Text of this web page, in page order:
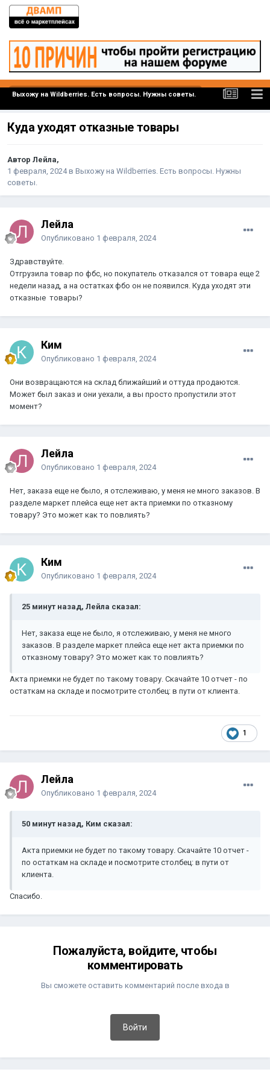
Выхожу на Wildberries. Есть вопросы. Нужны советы.
Куда уходят отказные товары
Автор Лейла,
1 февраля, 2024в Выхожу на Wildberries. Есть вопросы. Нужны
советы.
Лейла
Опубликовано 1 февраля, 2024
Здравствуйте.
Отгрузила товар по фбс, но покупатель отказался от товара еще 2
недели назад, а на остатках фбо он не появился. Куда уходят эти
отказные товары?
Ким
Опубликовано 1 февраля, 2024
Они возвращаются на склад ближайший и оттуда продаются.
Может был заказ и они уехали, а вы просто пропустили этот
момент?
Лейла
Опубликовано 1 февраля, 2024
Нет, заказа еще не было, я отслеживаю, у меня не много заказов. В
разделе маркет плейса еще нет акта приемки по отказному
товару? Это может как то повлиять?
Ким
Опубликовано 1 февраля, 2024
25 минут назад, Лейла сказал:
Нет, заказа еще не было, я отслеживаю, у меня не много
заказов. В разделе маркет плейса еще нет акта приемки по
отказному товару? Это может как то повлиять?
Акта приемки не будет по такому товару. Скачайте 10 отчет - по
остаткам на складе и посмотрите столбец: в пути от клиента.
1
Лейла
Опубликовано 1 февраля, 2024
50 минут назад, Ким сказал:
Акта приемки не будет по такому товару. Скачайте 10 отчет -
по остаткам на складе и посмотрите столбец: в пути от
клиента.
Спасибо.
Пожалуйста, войдите, чтобы
комментировать
Вы сможете оставить комментарий после входа в
Войти